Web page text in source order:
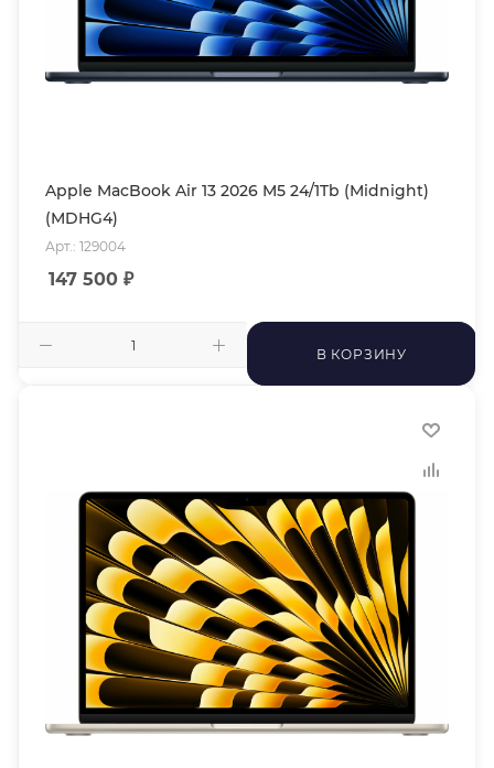
Apple MacBook Air 13 2026 M5 24/1Tb (Midnight)
(MDHG4)
Арт.: 129004
147 500 ₽
В КОРЗИНУ